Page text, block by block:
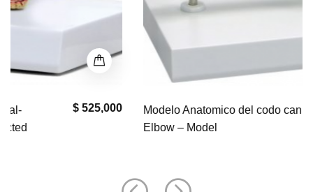
$ 577,000
Modelo Anatomico del codo canino Canine
Elbow – Model